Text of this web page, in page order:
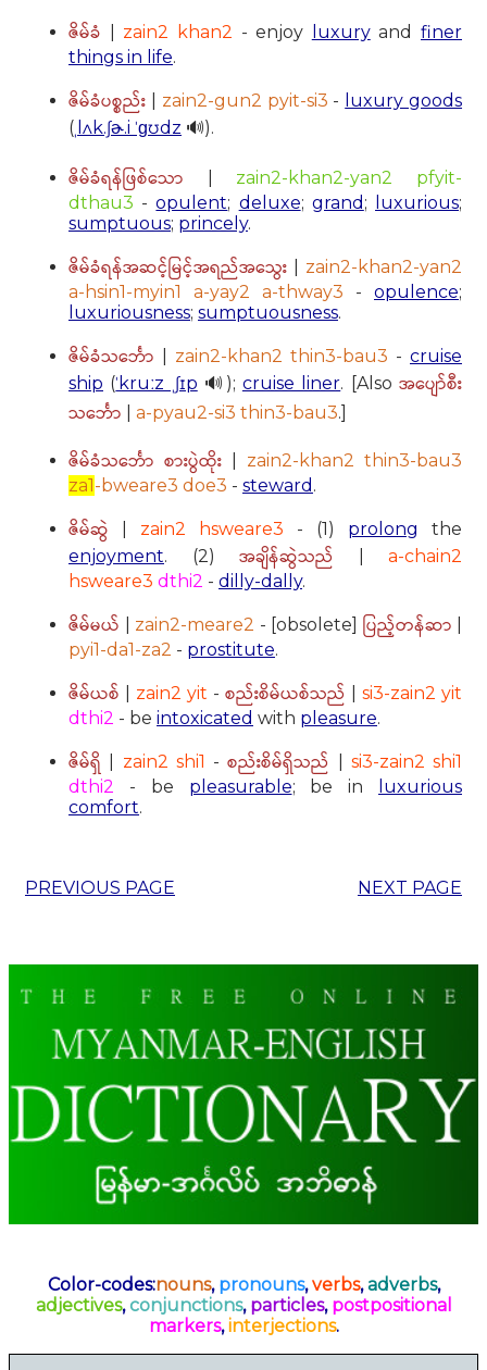
ဇိမ်ခံ zain2 khan2 - enjoy luxuryand finer
things in life.
ဇိမ်ခံပစ္စည်း zain2-gun2 pyit-si3 -
luxury goods
( ˌlʌk.ʃɚ.i ˈɡʊdz 🔊).
ဇိမ်ခံရန်ဖြစ်သော
zain2-khan2-yan2 pfyit-
dthau3 -opulent; deluxe; grand ; luxurious;
sumptuous; princely.
ဇိမ်ခံရန်အဆင့်မြင့်အရည်အသွေး
zain2-khan2-yan2
a-hsin1-myin1 a-yay2 a-thway3 - opulence;
luxuriousness; sumptuousness.
ဇိမ်ခံသင်္ဘော zain2-khan2 thin3-bau3 - cruise
ship (ˈkruːz ˌʃɪp 🔊); cruise liner. [Also အပျော်စီး
သ‌င်္ဘော
a-pyau2-si3 thin3-bau3.]
ဇိမ်ခံသင်္ဘော စားပွဲထိုး
zain2-khan2 thin3-bau3
za1-bweare3 doe3 - steward .
ဇိမ်ဆွဲ zain2 hsweare3 - (1) prolong
the
enjoyment. (2) အချိန်ဆွဲသည်
a-chain2
hsweare3 dthi2 - dilly-dally.
ဇိမ်မယ် zain2-meare2 - [obsolete] ပြည့်တန်ဆာ
pyi1-da1-za2 - prostitute.
ဇိမ်ယစ် zain2 yit - စည်းစိမ်ယစ်သည်
si3-zain2 yit
dthi2 - be intoxicated with pleasure.
ဇိမ်ရှိ zain2 shi1 -စည်းစိမ်ရှိသည်
si3-zain2 shi1
dthi2
- be pleasurable; be in
luxurious
comfort.
PREVIOUS PAGE NEXT PAGE
Color-codes:nouns, pronouns,verbs,adverbs,
adjectives,conjunctions, particles, postpositional
markers,interjections.